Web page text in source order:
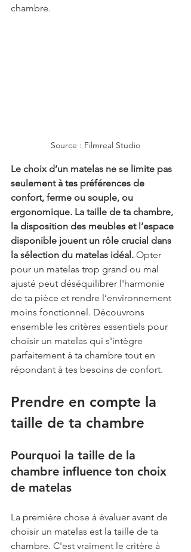
chambre.
Source : Filmreal Studio
Le choix d’un matelas ne se limite pas
seulement à tes préférences de
confort, ferme ou souple, ou
ergonomique. La taille de ta chambre,
la disposition des meubles et l’espace
disponible jouent un rôle crucial dans
la sélection du matelas idéal. Opter
pour un matelas trop grand ou mal
ajusté peut déséquilibrer l'harmonie
de ta pièce et rendre l’environnement
moins fonctionnel. Découvrons
ensemble les critères essentiels pour
choisir un matelas qui s'intègre
parfaitement à ta chambre tout en
répondant à tes besoins de confort.
Prendre en compte la
taille de ta chambre
Pourquoi la taille de la
chambre influence ton choix
de matelas
La première chose à évaluer avant de
choisir un matelas est la taille de ta
chambre. C'est vraiment le critère à